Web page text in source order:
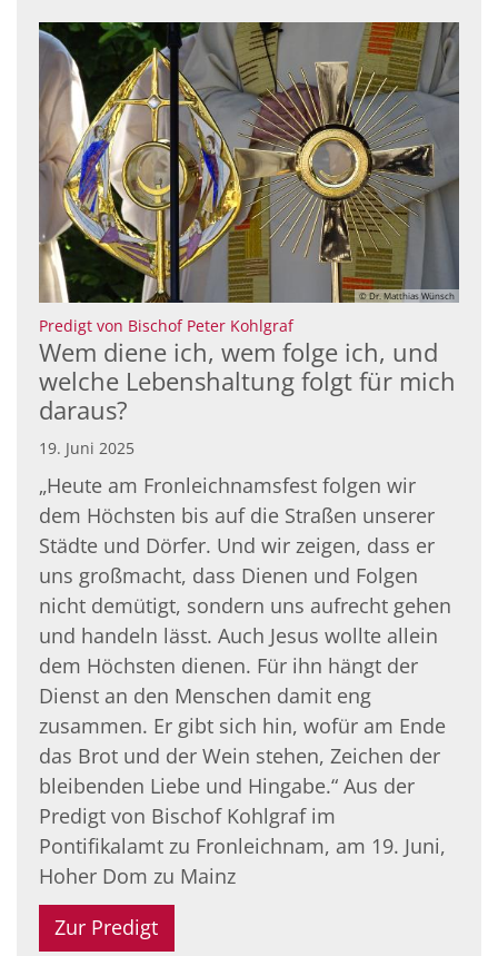
© Dr. Matthias Wünsch
Predigt von Bischof Peter Kohlgraf:
Wem diene ich, wem folge ich, und
welche Lebenshaltung folgt für mich
daraus?
19. Juni 2025
„Heute am Fronleichnamsfest folgen wir
dem Höchsten bis auf die Straßen unserer
Städte und Dörfer. Und wir zeigen, dass er
uns großmacht, dass Dienen und Folgen
nicht demütigt, sondern uns aufrecht gehen
und handeln lässt. Auch Jesus wollte allein
dem Höchsten dienen. Für ihn hängt der
Dienst an den Menschen damit eng
zusammen. Er gibt sich hin, wofür am Ende
das Brot und der Wein stehen, Zeichen der
bleibenden Liebe und Hingabe.“ Aus der
Predigt von Bischof Kohlgraf im
Pontifikalamt zu Fronleichnam, am 19. Juni,
Hoher Dom zu Mainz
Zur Predigt